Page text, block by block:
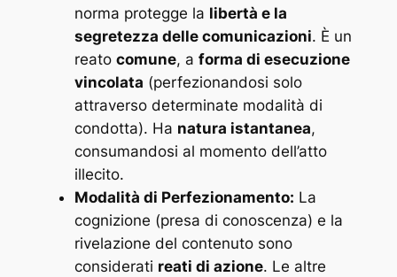
norma protegge la libertà e la
segretezza delle comunicazioni. È un
reato comune, a forma di esecuzione
vincolata (perfezionandosi solo
attraverso determinate modalità di
condotta). Ha natura istantanea,
consumandosi al momento dell’atto
illecito.
Modalità di Perfezionamento: La
cognizione (presa di conoscenza) e la
rivelazione del contenuto sono
considerati reati di azione. Le altre